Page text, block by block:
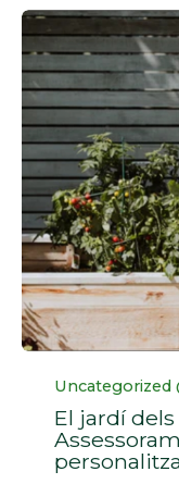
Categoria
Uncategorized
El jardí